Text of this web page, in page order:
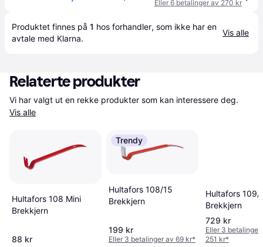
Eller 6 betalinger av 270 kr
Produktet finnes på 1 hos forhandler, som ikke har en
avtale med Klarna.
Vis alle
Relaterte produkter
Vis alle
Hultafors 108 Mini
Brekkjern
88 kr
Trendy
Hultafors 108/15
Brekkjern
199 kr
Eller 3 betalinger av 69 kr*
Hultafors 109/
Brekkjern
729 kr
Eller 3 betalinger
251 kr*